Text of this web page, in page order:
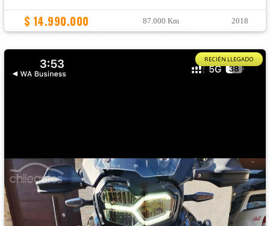
$ 14.990.000 87.000 Km 2018
RECIÉN LLEGADO